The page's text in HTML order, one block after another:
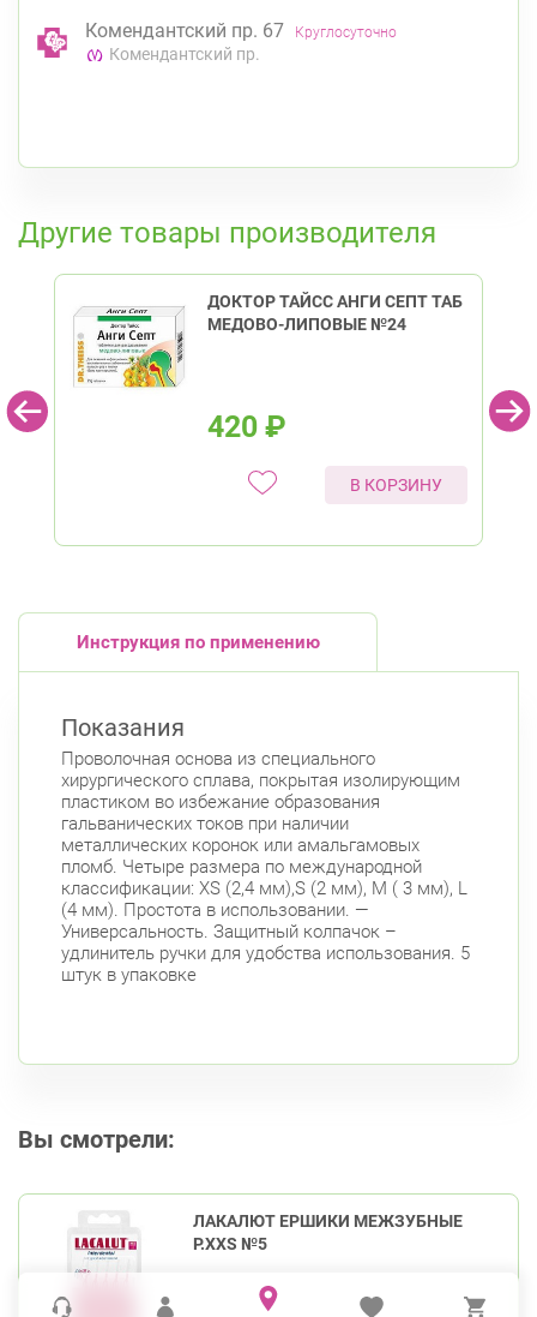
Комендантский пр. 67 Круглосуточно
Комендантский пр.
Другие товары производителя
ДОКТОР ТАЙСС АНГИ СЕПТ ТАБ
МЕДОВО-ЛИПОВЫЕ №24
420 ₽
В КОРЗИНУ
Инструкция по применению
Показания
Проволочная основа из специального
хирургического сплава, покрытая изолирующим
пластиком во избежание образования
гальванических токов при наличии
металлических коронок или амальгамовых
пломб. Четыре размера по международной
классификации: XS (2,4 мм),S (2 мм), M ( 3 мм), L
(4 мм). Простота в использовании. —
Универсальность. Защитный колпачок –
удлинитель ручки для удобства использования. 5
штук в упаковке
Вы смотрели:
ЛАКАЛЮТ ЕРШИКИ МЕЖЗУБНЫЕ
Р.XXS №5